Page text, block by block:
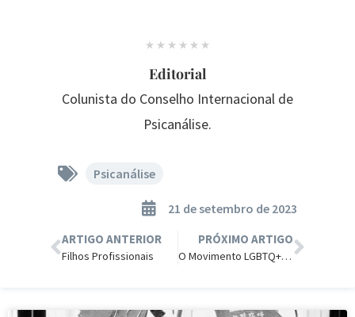
Editorial
Colunista do Conselho Internacional de
Psicanálise.
Psicanálise
21 de setembro de 2023
ARTIGO ANTERIOR
Filhos Profissionais
PRÓXIMO ARTIGO
O Movimento LGBTQ+ Alicia Crianças.